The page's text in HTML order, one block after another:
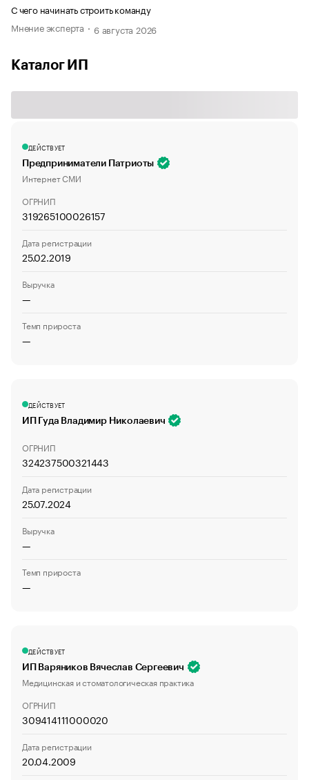
С чего начинать строить команду
Мнение эксперта
6 августа 2026
Каталог ИП
ДЕЙСТВУЕТ
Предприниматели Патриоты
Интернет СМИ
ОГРНИП
319265100026157
Дата регистрации
25.02.2019
Выручка
—
Темп прироста
—
ДЕЙСТВУЕТ
ИП Гуда Владимир Николаевич
ОГРНИП
324237500321443
Дата регистрации
25.07.2024
Выручка
—
Темп прироста
—
ДЕЙСТВУЕТ
ИП Варяников Вячеслав Сергеевич
Медицинская и стоматологическая практика
ОГРНИП
309414111000020
Дата регистрации
20.04.2009